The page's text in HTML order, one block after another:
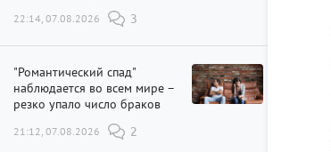
22:14, 07.08.2026 3
"Романтический спад"
наблюдается во всем мире –
резко упало число браков
21:12, 07.08.2026 2